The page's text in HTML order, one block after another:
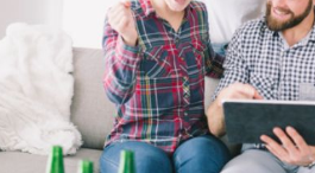
Ben jij die maandelijks
bespaarpakketter waarde
Ondanks een daling van
nemen voor een beter
vergelijkt alle bekende